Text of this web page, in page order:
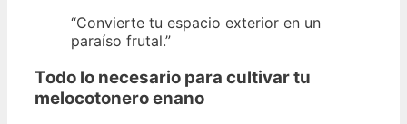
“Convierte tu espacio exterior en un
paraíso frutal.”
Todo lo necesario para cultivar tu
melocotonero enano